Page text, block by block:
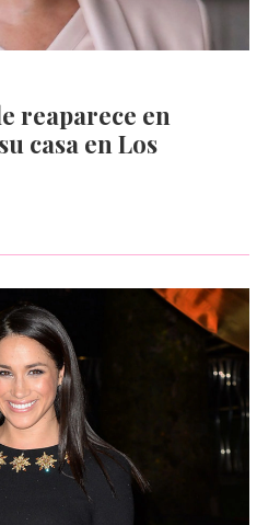
reaparece en
casa en Los